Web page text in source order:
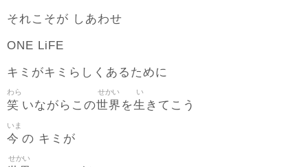
それこそが しあわせ
ONE LiFE
キミがキミらしくあるために
笑
わら
いながらこの世界
せかい
を生
い
きてこう
今
いま
の キミが
せかい